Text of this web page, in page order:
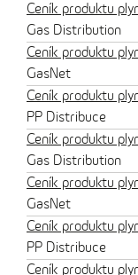
Ceník produktu
Gas Distribution
Ceník produktu
GasNet
Ceník produktu
PP Distribuce
Ceník produktu
Gas Distribution
Ceník produktu
GasNet
Ceník produktu
PP Distribuce
Ceník produktu